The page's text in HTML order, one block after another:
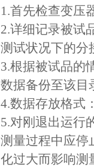
1.首先检查变压
2.详细记录被试
测试状况下的分
3.根据被试品的
数据备份至该目
4.数据存放格式
5.对刚退出运行
测量过程中应停
化过大而影响测